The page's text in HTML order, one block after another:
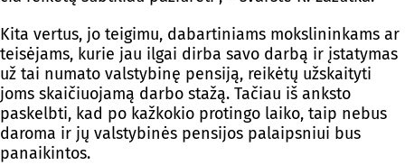
Kita vertus, jo teigimu, dabartiniams mokslininkams ar
teisėjams, kurie jau ilgai dirba savo darbą ir įstatymas
už tai numato valstybinę pensiją, reikėtų užskaityti
joms skaičiuojamą darbo stažą. Tačiau iš anksto
paskelbti, kad po kažkokio protingo laiko, taip nebus
daroma ir jų valstybinės pensijos palaipsniui bus
panaikintos.